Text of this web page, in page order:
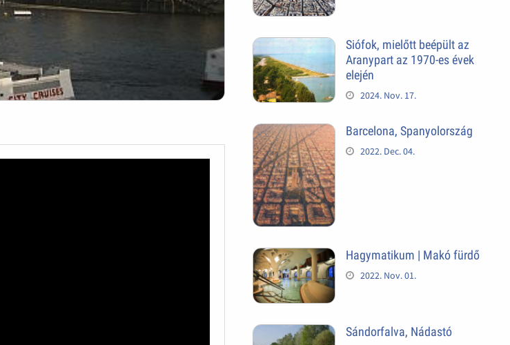
Siófok, mielőtt beépült az
Aranypart az 1970-es évek
elején
2024. Nov. 17.
Barcelona, Spanyolország
2022. Dec. 04.
Hagymatikum | Makó fürdő
2022. Nov. 01.
Sándorfalva, Nádastó